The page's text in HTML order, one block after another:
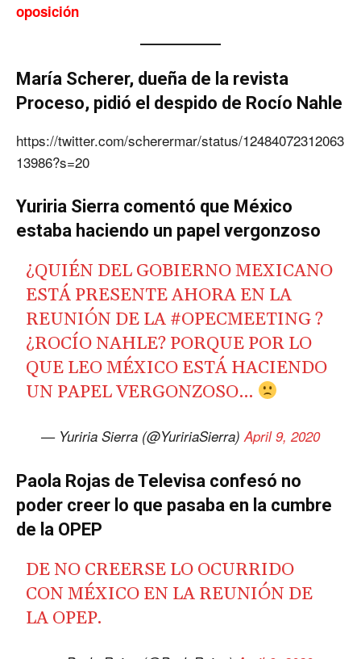
oposición
María Scherer, dueña de la revista
Proceso, pidió el despido de Rocío Nahle
https://twitter.com/scherermar/status/12484072312063
13986?s=20
Yuriria Sierra comentó que México
estaba haciendo un papel vergonzoso
¿QUIÉN DEL GOBIERNO MEXICANO
ESTÁ PRESENTE AHORA EN LA
REUNIÓN DE LA #OPECMEETING?
¿ROCÍO NAHLE? PORQUE POR LO
QUE LEO MÉXICO ESTÁ HACIENDO
UN PAPEL VERGONZOSO…
— Yuriria Sierra (@YuririaSierra)April 9, 2020
Paola Rojas de Televisa confesó no
poder creer lo que pasaba en la cumbre
de la OPEP
DE NO CREERSE LO OCURRIDO
CON MÉXICO EN LA REUNIÓN DE
LA OPEP.